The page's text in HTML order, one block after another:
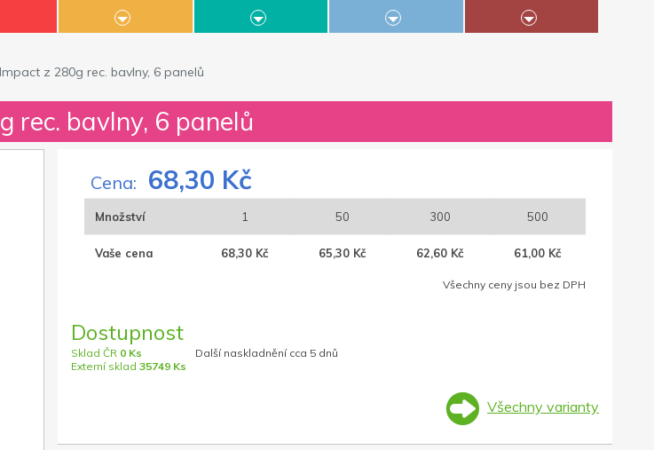
z 280g rec. bavlny, 6 panelů
rec. bavlny, 6 panelů
Cena: 68,30 Kč
Množství 1 50 300 500
Vaše cena 68,30 Kč 65,30 Kč 62,60 Kč 61,00 Kč
Všechny ceny jsou bez DPH
Dostupnost
Sklad ČR 0 Ks
Externí sklad 35749 Ks
Další naskladnění cca 5 dnů
Všechny varianty